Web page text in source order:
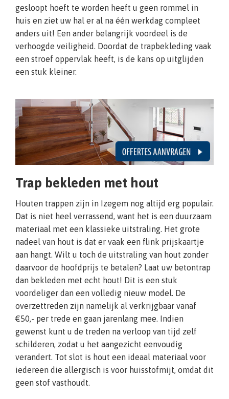
gesloopt hoeft te worden heeft u geen rommel in
huis en ziet uw hal er al na één werkdag compleet
anders uit! Een ander belangrijk voordeel is de
verhoogde veiligheid. Doordat de trapbekleding vaak
een stroef oppervlak heeft, is de kans op uitglijden
een stuk kleiner.
Trap bekleden met hout
Houten trappen zijn in Izegem nog altijd erg populair.
Dat is niet heel verrassend, want het is een duurzaam
materiaal met een klassieke uitstraling. Het grote
nadeel van hout is dat er vaak een flink prijskaartje
aan hangt. Wilt u toch de uitstraling van hout zonder
daarvoor de hoofdprijs te betalen? Laat uw betontrap
dan bekleden met echt hout! Dit is een stuk
voordeliger dan een volledig nieuw model. De
overzettreden zijn namelijk al verkrijgbaar vanaf
€50,- per trede en gaan jarenlang mee. Indien
gewenst kunt u de treden na verloop van tijd zelf
schilderen, zodat u het aangezicht eenvoudig
verandert. Tot slot is hout een ideaal materiaal voor
iedereen die allergisch is voor huisstofmijt, omdat dit
geen stof vasthoudt.